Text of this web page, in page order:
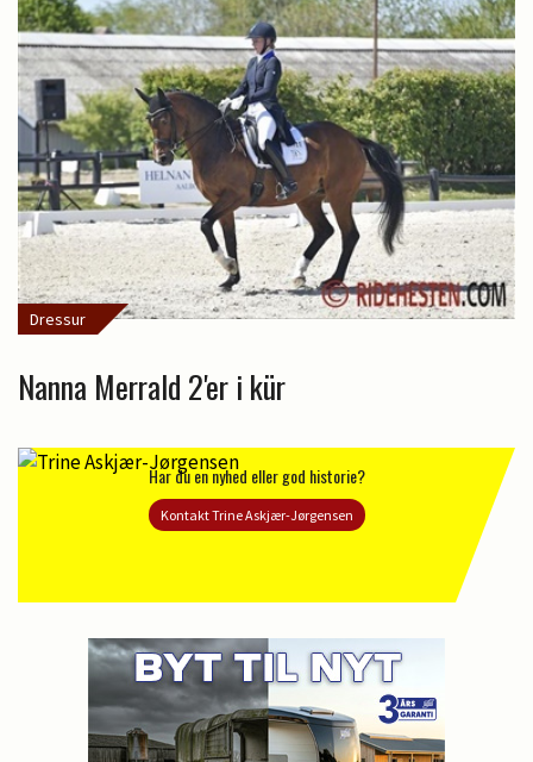
Dressur
Nanna Merrald 2'er i kür
Har du en nyhed eller god historie?
Kontakt Trine Askjær-Jørgensen